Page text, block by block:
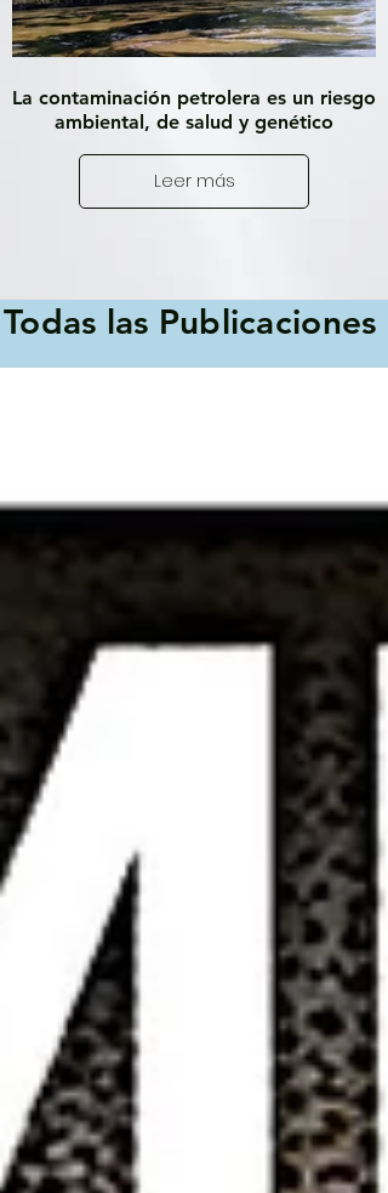
La contaminación petrolera es un riesgo
ambiental, de salud y genético
Leer más
Todas las Publicaciones